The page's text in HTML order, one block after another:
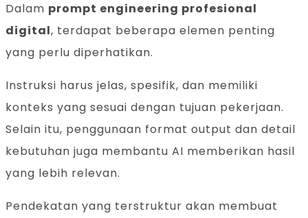
Dalam prompt engineering profesional
digital, terdapat beberapa elemen penting
yang perlu diperhatikan.
Instruksi harus jelas, spesifik, dan memiliki
konteks yang sesuai dengan tujuan pekerjaan.
Selain itu, penggunaan format output dan detail
kebutuhan juga membantu AI memberikan hasil
yang lebih relevan.
Pendekatan yang terstruktur akan membuat